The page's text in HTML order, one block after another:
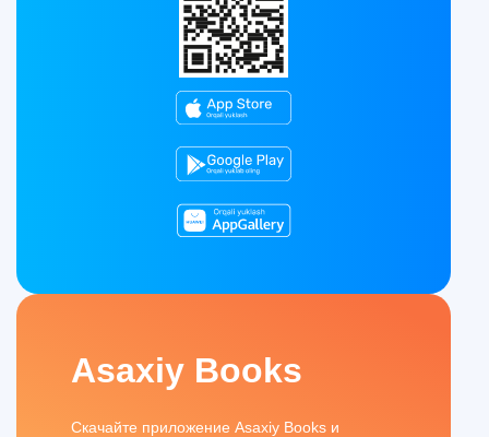
Asaxiy Books
Скачайте приложение Asaxiy Books и